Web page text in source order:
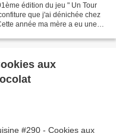
édition du jeu " Un Tour
que j'ai dénichée chez
année ma mère a eu une
aux